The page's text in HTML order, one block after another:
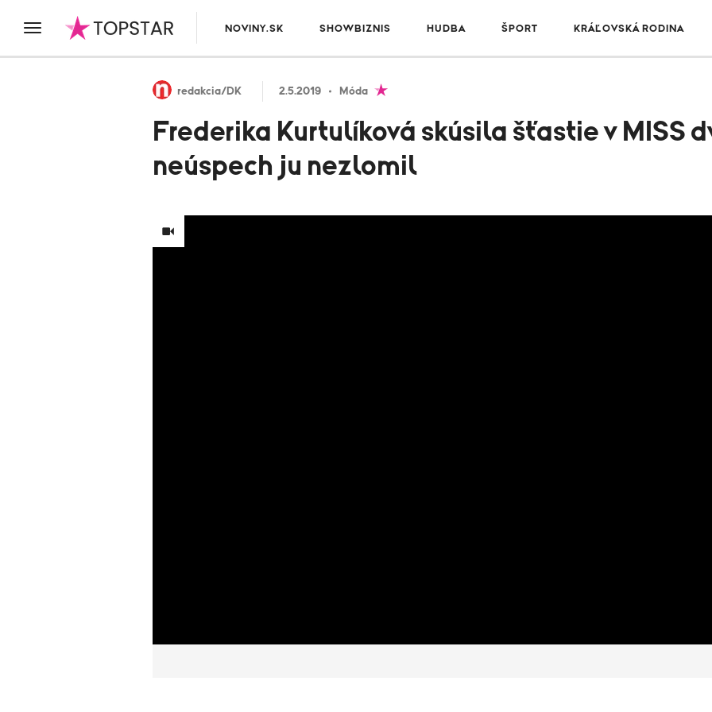
NOVINY.SK SHOWBIZNIS HUDBA ŠPORT KRÁĽOVSKÁ RODINA
redakcia/DK 2.5.2019 Móda
Frederika Kurtulíková skúsila šťastie v MISS
neúspech ju nezlomil